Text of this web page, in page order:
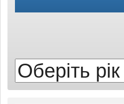
рік
публікації: